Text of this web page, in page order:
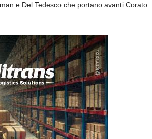
e Del Tedesco che portano avanti Corato